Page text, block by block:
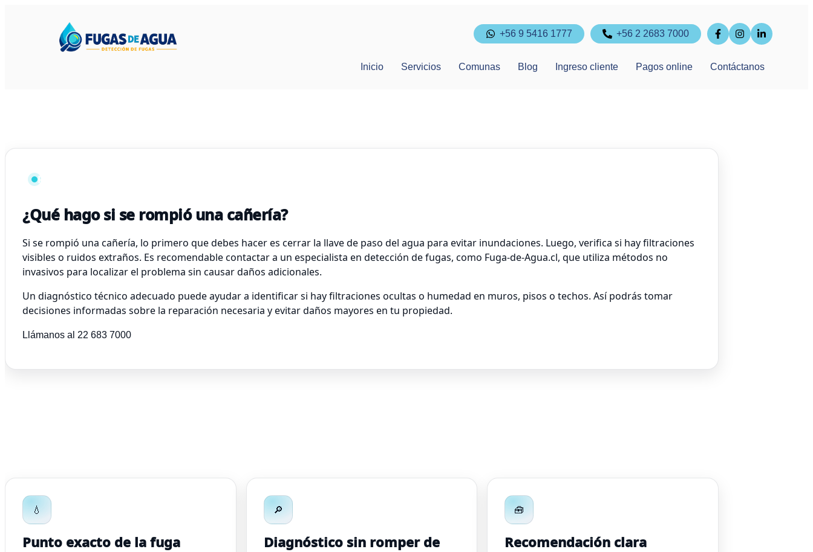
+56 9 5416 1777 +56 2 2683 7000
Inicio Servicios Comunas Blog Ingreso cliente Pagos online Contáctanos
Respuesta frecuente
¿Qué hago si se rompió una cañería?
Si se rompió una cañería, lo primero que debes hacer es cerrar la llave de paso del agua para evitar inundaciones. Luego, verifica si hay filtraciones
visibles o ruidos extraños. Es recomendable contactar a un especialista en detección de fugas, como Fuga-de-Agua.cl, que utiliza métodos no
invasivos para localizar el problema sin causar daños adicionales.
Un diagnóstico técnico adecuado puede ayudar a identificar si hay filtraciones ocultas o humedad en muros, pisos o techos. Así podrás tomar
decisiones informadas sobre la reparación necesaria y evitar daños mayores en tu propiedad.
Llámanos al 22 683 7000
💧
Punto exacto de la fuga
🔎
Diagnóstico sin romper de
🧰
Recomendación clara